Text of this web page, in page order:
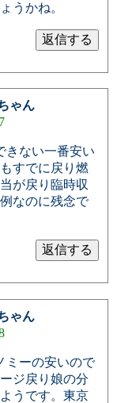
うかね。
ゃん
きない一番安い
すでに戻り燃
が戻り臨時収
なのに残念で
ゃん
ミーの安いので
ジ戻り娘の分
うです。東京